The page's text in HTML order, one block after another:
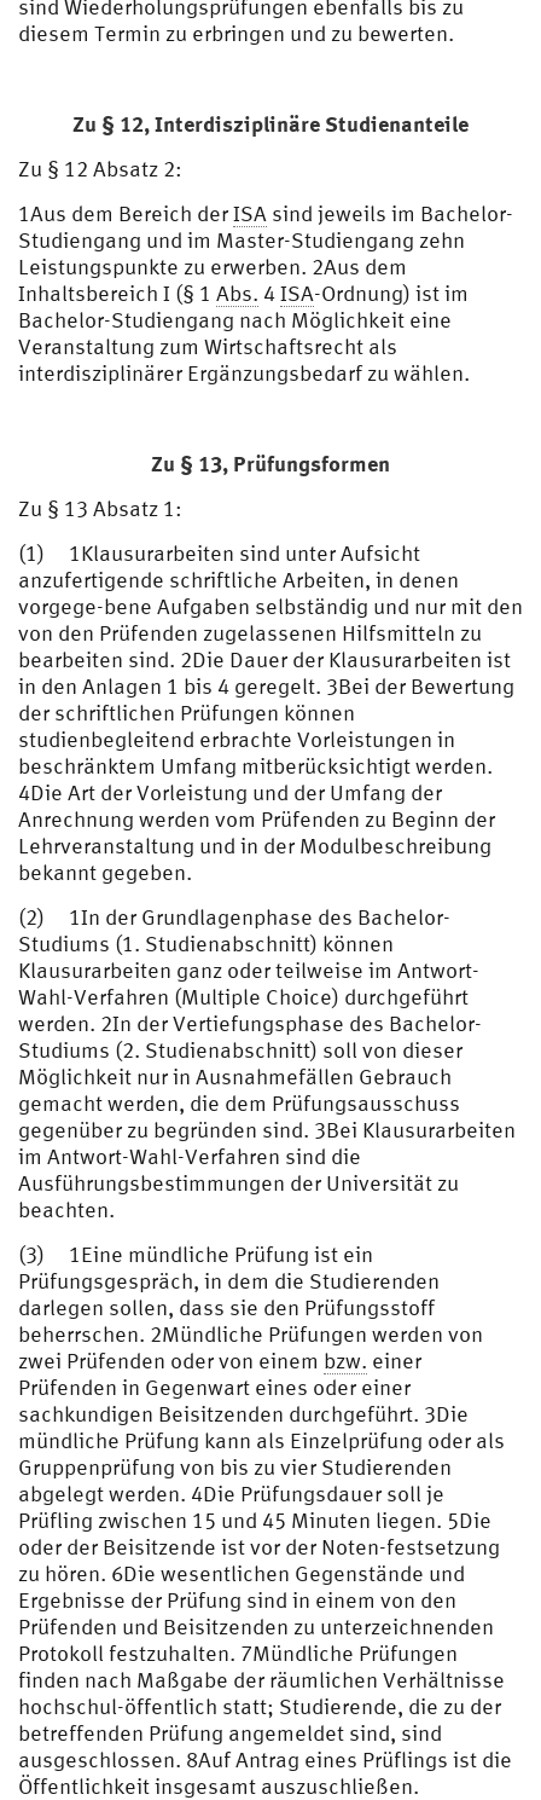
sind Wiederholungsprüfungen ebenfalls bis zu
diesem Termin zu erbringen und zu bewerten.
Zu § 12,Interdisziplinäre Studienanteile
Zu § 12 Absatz 2:
1Aus dem Bereich derISA sind jeweils im Bachelor-
Studiengang und im Master-Studiengang zehn
Leistungspunkte zu erwerben. 2Aus dem
Inhaltsbereich I (§ 1 Abs. 4ISA-Ordnung) ist im
Bachelor-Studiengang nach Möglichkeit eine
Veranstaltung zum Wirtschaftsrecht als
interdisziplinärer Ergänzungsbedarf zu wählen.
Zu § 13, Prüfungsformen
Zu § 13 Absatz 1:
(1) 1Klausurarbeiten sind unter Aufsicht
anzufertigende schriftliche Arbeiten, in denen
vorgege-bene Aufgaben selbständig und nur mit den
von den Prüfenden zugelassenen Hilfsmitteln zu
bearbeiten sind. 2Die Dauer der Klausurarbeiten ist
in den Anlagen 1 bis 4 geregelt. 3Bei der Bewertung
der schriftlichen Prüfungen können
studienbegleitend erbrachte Vorleistungen in
beschränktem Umfang mitberücksichtigt werden.
4Die Art der Vorleistung und der Umfang der
Anrechnung werden vom Prüfenden zu Beginn der
Lehrveranstaltung und in der Modulbeschreibung
bekannt gegeben.
(2) 1In der Grundlagenphase des Bachelor-
Studiums (1. Studienabschnitt) können
Klausurarbeiten ganz oder teilweise im Antwort-
Wahl-Verfahren (Multiple Choice) durchgeführt
werden. 2In der Vertiefungsphase des Bachelor-
Studiums (2. Studienabschnitt) soll von dieser
Möglichkeit nur in Ausnahmefällen Gebrauch
gemacht werden, die dem Prüfungsausschuss
gegenüber zu begründen sind. 3Bei Klausurarbeiten
im Antwort-Wahl-Verfahren sind die
Ausführungsbestimmungen der Universität zu
beachten.
(3) 1Eine mündliche Prüfung ist ein
Prüfungsgespräch, in dem die Studierenden
darlegen sollen, dass sie den Prüfungsstoff
beherrschen. 2Mündliche Prüfungen werden von
zwei Prüfenden oder von einem bzw. einer
Prüfenden in Gegenwart eines oder einer
sachkundigen Beisitzenden durchgeführt. 3Die
mündliche Prüfung kann als Einzelprüfung oder als
Gruppenprüfung von bis zu vier Studierenden
abgelegt werden. 4Die Prüfungsdauer soll je
Prüfling zwischen 15 und 45 Minuten liegen. 5Die
oder der Beisitzende ist vor der Noten-festsetzung
zu hören. 6Die wesentlichen Gegenstände und
Ergebnisse der Prüfung sind in einem von den
Prüfenden und Beisitzenden zu unterzeichnenden
Protokoll festzuhalten. 7Mündliche Prüfungen
finden nach Maßgabe der räumlichen Verhältnisse
hochschul-öffentlich statt; Studierende, die zu der
betreffenden Prüfung angemeldet sind, sind
ausgeschlossen. 8Auf Antrag eines Prüflings ist die
Öffentlichkeit insgesamt auszuschließen.